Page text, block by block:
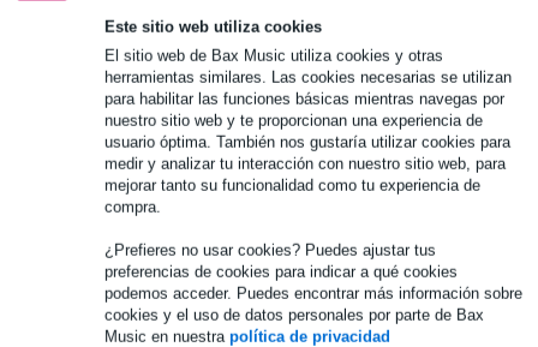
Este sitio web utiliza cookies
El sitio web de Bax Music utiliza cookies y otras
herramientas similares. Las cookies necesarias se utilizan
para habilitar las funciones básicas mientras navegas por
nuestro sitio web y te proporcionan una experiencia de
usuario óptima. También nos gustaría utilizar cookies para
medir y analizar tu interacción con nuestro sitio web, para
mejorar tanto su funcionalidad como tu experiencia de
compra.
¿Prefieres no usar cookies? Puedes ajustar tus
preferencias de cookies para indicar a qué cookies
podemos acceder. Puedes encontrar más información sobre
cookies y el uso de datos personales por parte de Bax
Music en nuestra política de privacidad
Información del producto
gomaespuma para flight case
se puede cortar a medida
la misma gomaespuma de las maletas DAP Audio Universal Foam
Especificaciones completas
Accesorios (16)